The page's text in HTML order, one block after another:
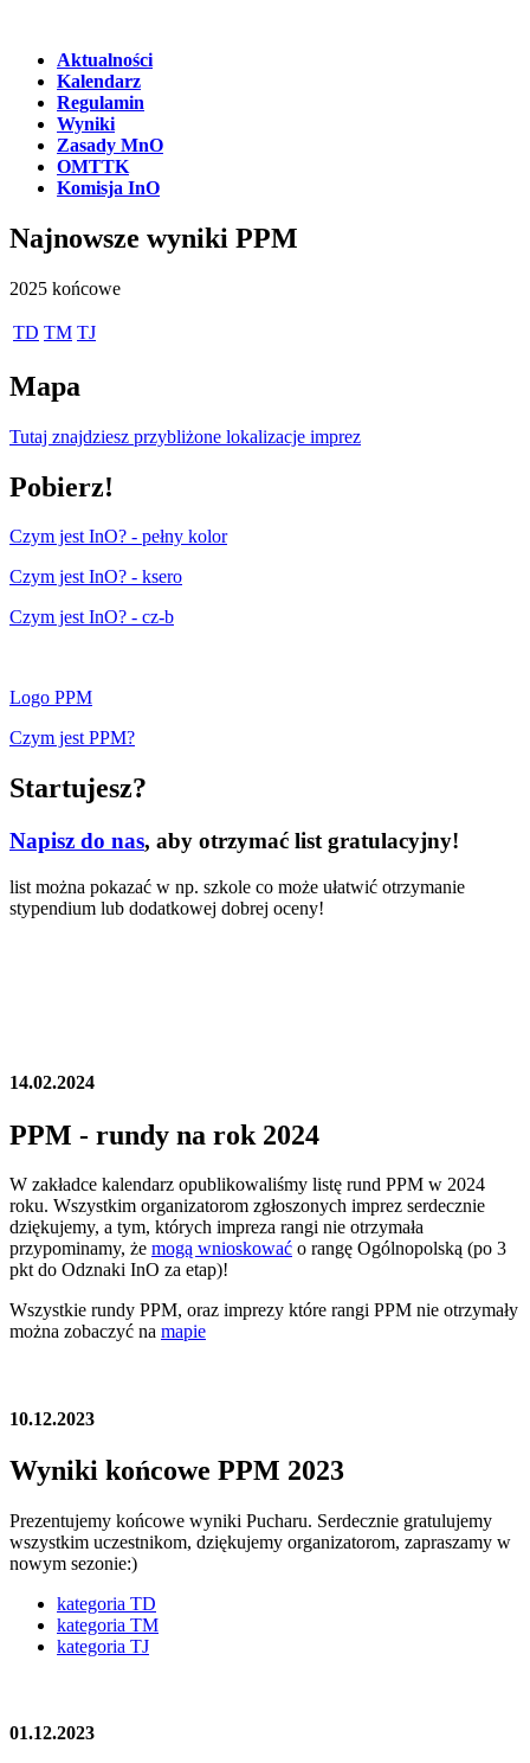
Aktualności
Kalendarz
Regulamin
Wyniki
Zasady MnO
OMTTK
Komisja InO
Najnowsze wyniki PPM
2025 końcowe
TD TM TJ
Mapa
Tutaj znajdziesz przybliżone lokalizacje imprez
Pobierz!
Czym jest InO? - pełny kolor
Czym jest InO? - ksero
Czym jest InO? - cz-b
Logo PPM
Czym jest PPM?
Startujesz?
Napisz do nas, aby otrzymać list gratulacyjny!
list można pokazać w np. szkole co może ułatwić otrzymanie
stypendium lub dodatkowej dobrej oceny!
14.02.2024
PPM - rundy na rok 2024
W zakładce kalendarz opublikowaliśmy listę rund PPM w 2024
roku. Wszystkim organizatorom zgłoszonych imprez serdecznie
dziękujemy, a tym, których impreza rangi nie otrzymała
przypominamy, że mogą wnioskować o rangę Ogólnopolską (po 3
pkt do Odznaki InO za etap)!
Wszystkie rundy PPM, oraz imprezy które rangi PPM nie otrzymały
można zobaczyć na mapie
10.12.2023
Wyniki końcowe PPM 2023
Prezentujemy końcowe wyniki Pucharu. Serdecznie gratulujemy
wszystkim uczestnikom, dziękujemy organizatorom, zapraszamy w
nowym sezonie:)
kategoria TD
kategoria TM
kategoria TJ
01.12.2023